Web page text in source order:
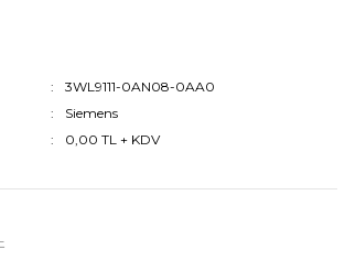
3WL9111-0AN08-0AA0
Siemens
0,00 TL + KDV